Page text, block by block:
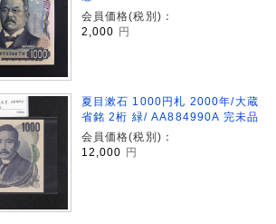
会員価格(税別)：
2,000 円
夏目漱石 1000円札 2000年/大蔵
省銘 2桁 緑/ AA884990A 完未品
会員価格(税別)：
12,000 円